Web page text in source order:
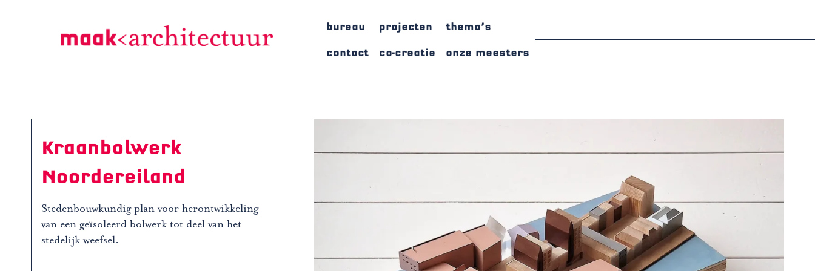
bureau
contact
projecten
co-creatie
thema’s
onze meesters
Kraanbolwerk
Noordereiland
Stedenbouwkundig plan voor herontwikkeling
van een geïsoleerd bolwerk tot deel van het
stedelijk weefsel.